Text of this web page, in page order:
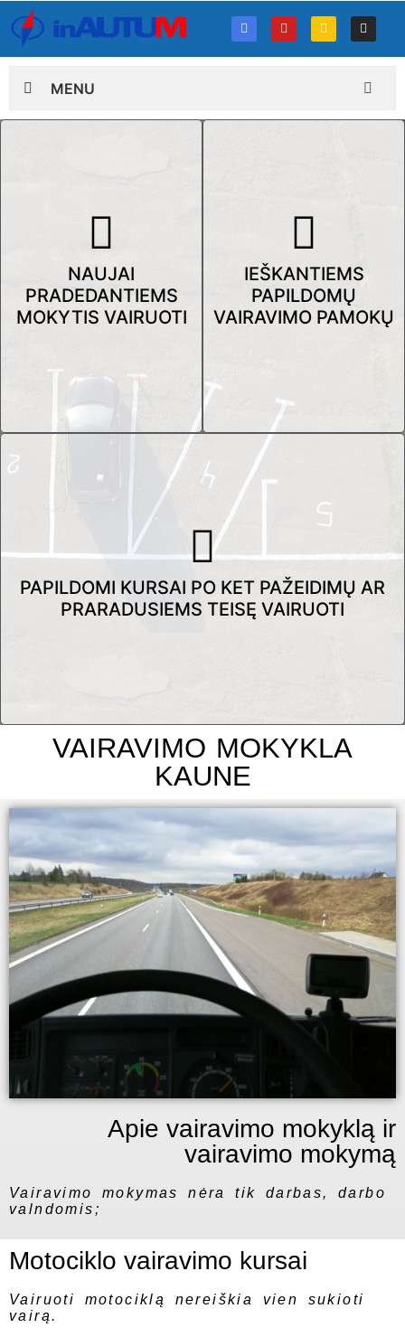
MENU
NAUJAI
PRADEDANTIEMS
MOKYTIS VAIRUOTI
IEŠKANTIEMS
PAPILDOMŲ
VAIRAVIMO PAMOKŲ
PAPILDOMI KURSAI PO KET PAŽEIDIMŲ AR
PRARADUSIEMS TEISĘ VAIRUOTI
VAIRAVIMO MOKYKLA
KAUNE
Apie vairavimo mokyklą ir
vairavimo mokymą
Vairavimo mokymas nėra tik darbas, darbo
valndomis;
Motociklo vairavimo kursai
Vairuoti motociklą nereiškia vien sukioti
vairą.